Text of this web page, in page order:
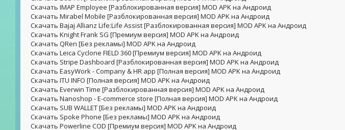
Скачать IMAP Employee [Разблокированная версия] MOD APK на Андроид
Скачать Mirabel Mobile [Разблокированная версия] MOD APK на Андроид
Скачать Bajaj Allianz Life:Life Assist [Разблокированная версия] MOD APK на Андроид
Скачать Knight Frank SG [Премиум версия] MOD APK на Андроид
Скачать QRen [Без рекламы] MOD APK на Андроид
Скачать Leica Cyclone FIELD 360 [Премиум версия] MOD APK на Андроид
Скачать Stripe Dashboard [Разблокированная версия] MOD APK на Андроид
Скачать EasyWork - Company & HR app [Полная версия] MOD APK на Андроид
Скачать ITU INFO [Полная версия] MOD APK на Андроид
Скачать Everwin Time [Разблокированная версия] MOD APK на Андроид
Скачать Nanoshop - E-commerce store [Полная версия] MOD APK на Андроид
Скачать SUB WALLET [Без рекламы] MOD APK на Андроид
Скачать Spoke Phone [Без рекламы] MOD APK на Андроид
Скачать Powerline COD [Премиум версия] MOD APK на Андроид